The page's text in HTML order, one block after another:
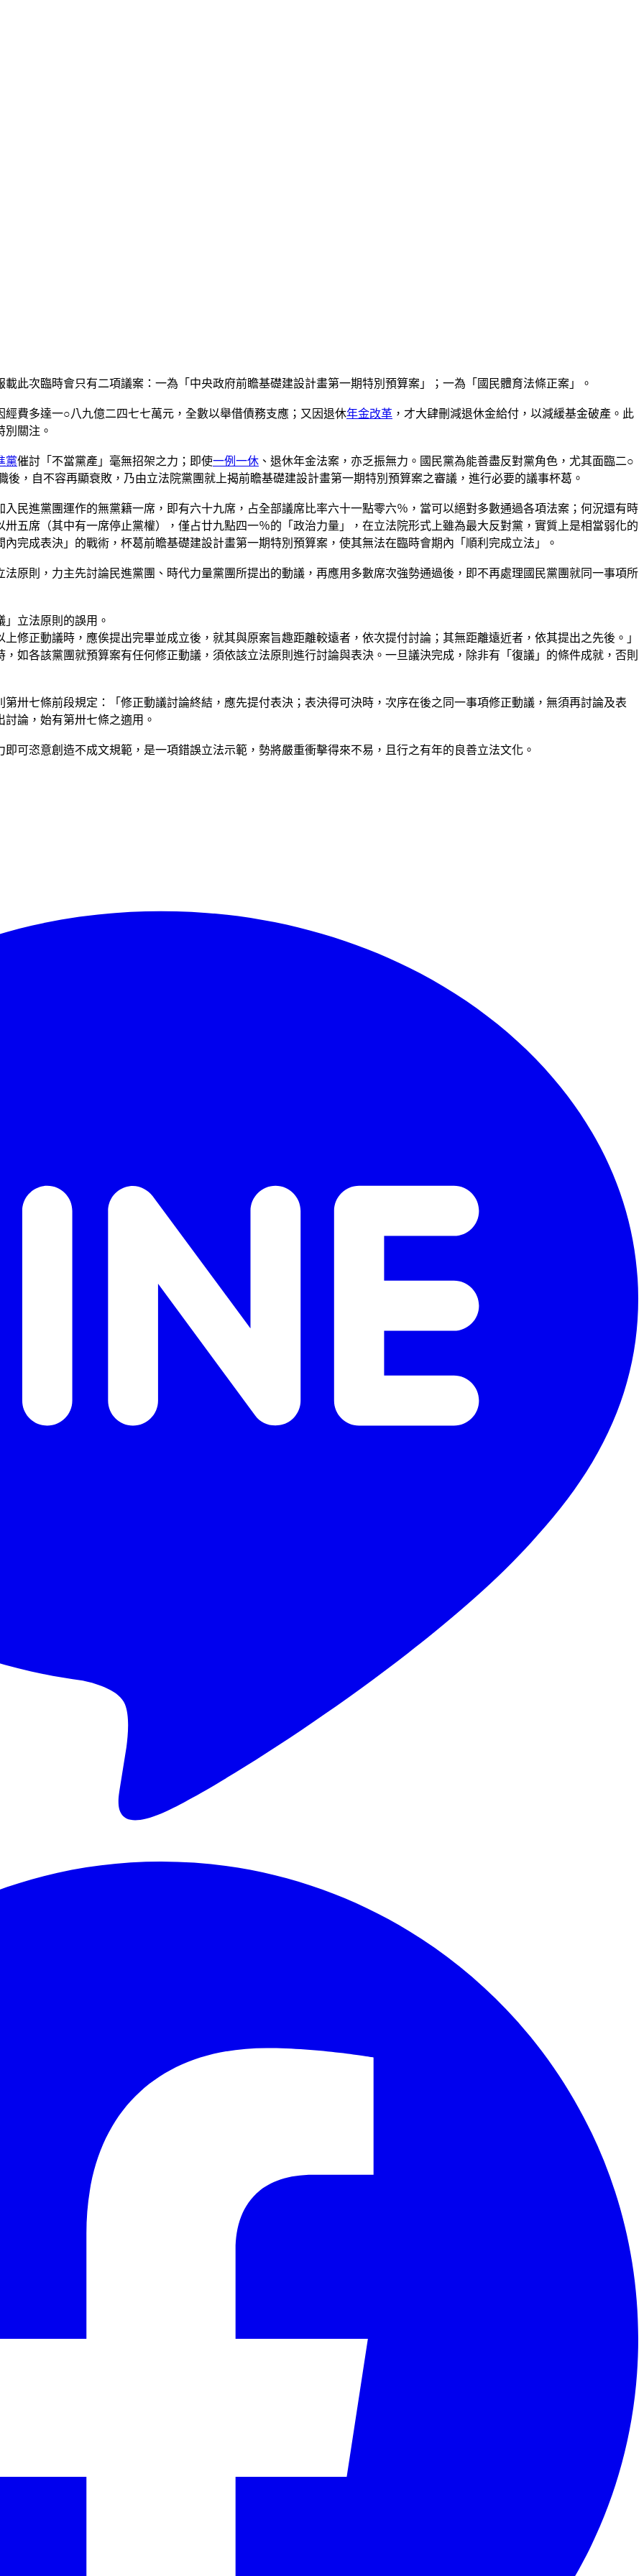
此次臨時會只有二項議案：一為「中央政府前瞻基礎建設計畫第一期特別預算案」；一為「國民體育法條正案」。
費多達一○八九億二四七七萬元，全數以舉借債務支應；又因退休年金改革 ，才大肆刪減退休金給付，以減緩基金破產。此
關注。
黨催討「不當黨產」毫無招架之力；即使一例一休 、退休年金法案，亦乏振無力。國民黨為能善盡反對黨角色，尤其面臨二○
，自不容再顯衰敗，乃由立法院黨團就上揭前瞻基礎建設計畫第一期特別預算案之審議，進行必要的議事杯葛。
民進黨團運作的無黨籍一席，即有六十九席，占全部議席比率六十一點零六％，當可以絕對多數通過各項法案；何況還有時
五席（其中有一席停止黨權），僅占廿九點四一％的「政治力量」，在立法院形式上雖為最大反對黨，實質上是相當弱化的
完成表決」的戰術，杯葛前瞻基礎建設計畫第一期特別預算案，使其無法在臨時會期內「順利完成立法」。
原則，力主先討論民進黨團、時代力量黨團所提出的動議，再應用多數席次強勢通過後，即不再處理國民黨團就同一事項所
立法原則的誤用。
修正動議時，應俟提出完畢並成立後，就其與原案旨趣距離較遠者，依次提付討論；其無距離遠近者，依其提出之先後。」
如各該黨團就預算案有任何修正動議，須依該立法原則進行討論與表決。一旦議決完成，除非有「復議」的條件成就，否則
卅七條前段規定：「修正動議討論終結，應先提付表決；表決得可決時，次序在後之同一事項修正動議，無須再討論及表
論，始有第卅七條之適用。
可恣意創造不成文規範，是一項錯誤立法示範，勢將嚴重衝擊得來不易，且行之有年的良善立法文化。